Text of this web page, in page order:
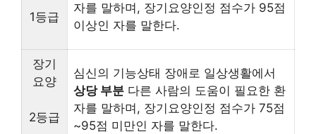
1등급
자를 말하며, 장기요양인정 점수가 95점
이상인 자를 말한다.
장기
요양
2등급
심신의 기능상태 장애로 일상생활에서
상당 부분 다른 사람의 도움이 필요한 환
자를 말하며, 장기요양인정 점수가 75점
~95점 미만인 자를 말한다.